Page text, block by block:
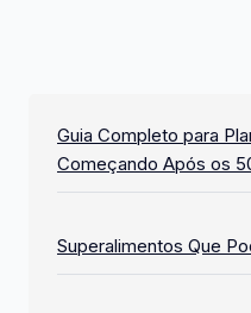
Guia Completo para
Começando Após os
Superalimentos Que